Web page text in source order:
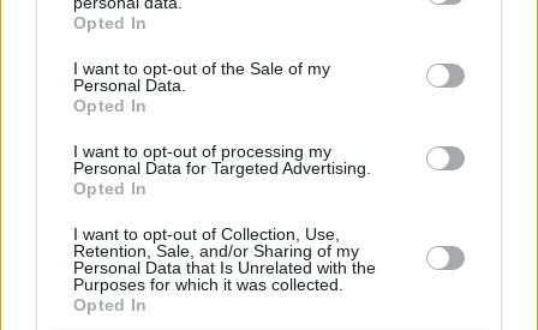
grant or deny consent to Google and its third-party tags to
use your data for below specified purposes in below Google
consent section.
Opted In
I want to opt-out of the Sale of my
Personal Data.
Opted In
I want to opt-out of processing my
Personal Data for Targeted Advertising.
Opted In
I want to opt-out of Collection, Use,
Retention, Sale, and/or Sharing of my
Personal Data that Is Unrelated with the
Purposes for which it was collected.
Opted In
Επαγγελματική Εκπαίδευση & Εξειδίκευση: Το Mοντέλο που
σε Bάζει στην Aγορά Eργασίας
26.07.2026, 09:54
ΣΧΟΛΙΑ(12)
ΠΡΟΣΘΗΚΗ ΣΧΟΛΙΟΥ
Βασιλης!
09.02.2025, 08:18